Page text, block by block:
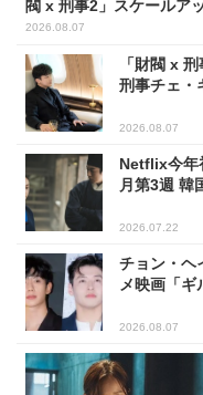
閥 x 刑事2」スケールア
たFLEX捜査に注目
2026.08.07
「財閥 x
刑事チェ・
2026.08.07
Netflix今年
月第3週 韓
2026.07.22
チョン・ヘ
メ映画「ギ
2026.08.07